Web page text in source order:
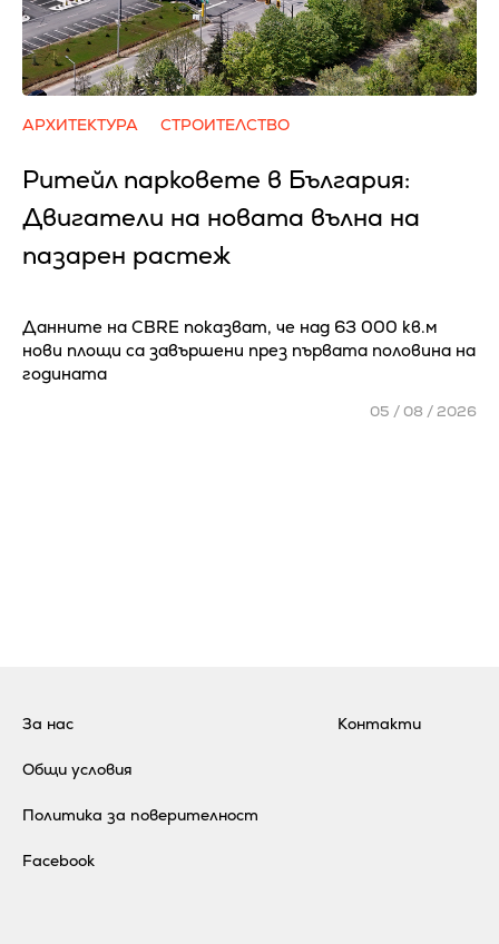
АРХИТЕКТУРА СТРОИТЕЛСТВО
Ритейл парковете в България:
Двигатели на новата вълна на
пазарен растеж
Данните на CBRE показват, че над 63 000 кв.м
нови площи са завършени през първата половина на
годината
05 / 08 / 2026
За нас
Общи условия
Политика за поверителност
Контакти
Facebook